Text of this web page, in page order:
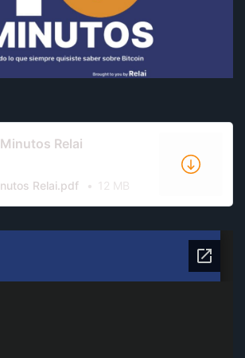
Relai
Relai.pdf 12 MB